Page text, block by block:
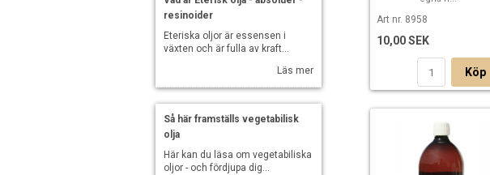
resinoider
Eteriska oljor är essensen i
växten och är fulla av kraft...
Läs mer
Så här framställs vegetabilisk
olja
Här kan du läsa om vegetabiliska
oljor - och fördjupa dig...
Art nr. 8958
10,00 SEK
Köp